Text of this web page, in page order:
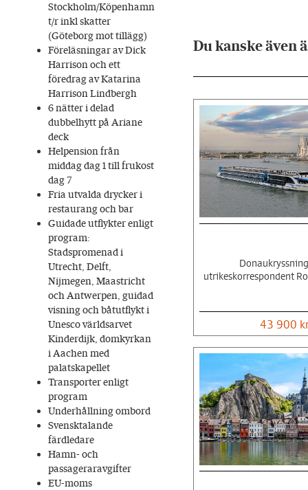
Stockholm/Köpenhamn
t/r inkl skatter
(Göteborg mot tillägg)
Föreläsningar av Dick
Harrison och ett
föredrag av Katarina
Harrison Lindbergh
6 nätter i delad
dubbelhytt på Ariane
deck
Helpension från
middag dag 1 till frukost
dag 7
Fria utvalda drycker i
restaurang och bar
Guidade utflykter enligt
program:
Stadspromenad i
Utrecht, Delft,
Nijmegen, Maastricht
och Antwerpen, guidad
visning och båtutflykt i
Unesco världsarvet
Kinderdijk, domkyrkan
i Aachen med
palatskapellet
Transporter enligt
program
Underhållning ombord
Svensktalande
färdledare
Hamn- och
passageraravgifter
EU-moms
Du kanske även
utrikeskorrespondent
43 900